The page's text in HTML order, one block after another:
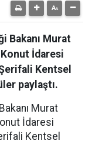
Bakanı Murat
İdaresi
Şerifali Kentsel
paylaştı.
Murat
İdaresi
Kentsel